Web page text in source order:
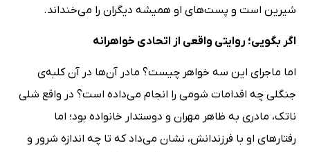
شیرین است و پست‌های او همیشه دیگران را می‌خنداند.
اگر بگویی؛ روایتی واقعی از اتحادی خواهرانه
اما ماجرای این سه خواهر چیست؟ مادر آن‌ها در آن کلبه‌ی
جنگلی چه اقدامات شومی را انجام می‌داده است؟ در واقع شلی
ناتک، مادری به ظاهر مهران و دوستدار خانواده بود؛ اما
رفتارهای او با فرزندانش، نشان می‌داد که تا چه اندازه شرور و